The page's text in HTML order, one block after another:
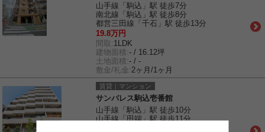
山手線「駒込」駅 徒歩7分
南北線「駒込」駅 徒歩8分
都営三田線「千石」駅 徒歩13分
19.8万円
間取: 1LDK
建物面積:- / 16.12坪
土地面積:- / -
敷金/礼金: 2ヶ月/1ヶ月
賃貸｜マンション
サンバレス駒込壱番館
山手線「駒込」駅 徒歩10分
山手線「田端」駅 徒歩11分